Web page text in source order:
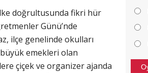
doğrultusunda fikri hür
Günü’nde
ilçe genelinde okulları
büyük emekleri olan
çiçek ve organizer ajanda